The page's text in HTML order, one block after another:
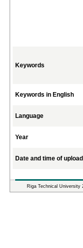
Keywords
Keywords in English
Language
Year
Date and time of
Riga Technical University